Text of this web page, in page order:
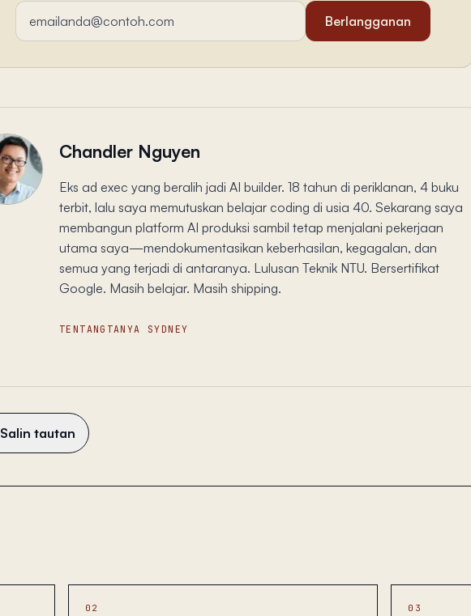
Alamat email
Berlangganan
Chandler Nguyen
Eks ad exec yang beralih jadi AI builder. 18 tahun di periklanan, 4 buku
terbit, lalu saya memutuskan belajar coding di usia 40. Sekarang saya
membangun platform AI produksi sambil tetap menjalani pekerjaan
utama saya—mendokumentasikan keberhasilan, kegagalan, dan
semua yang terjadi di antaranya. Lulusan Teknik NTU. Bersertifikat
Google. Masih belajar. Masih shipping.
TENTANG TANYA SYDNEY
Salin tautan
02 03